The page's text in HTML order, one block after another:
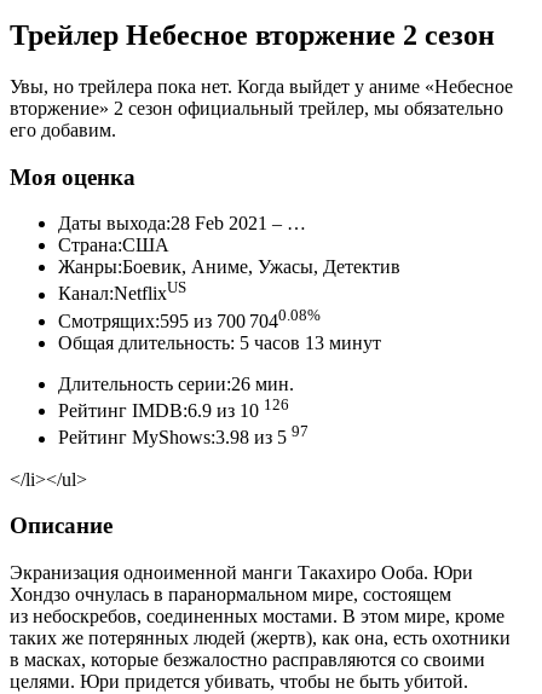
Трейлер Небесное вторжение 2 сезон
Увы, но трейлера пока нет. Когда выйдет у аниме «Небесное
вторжение» 2 сезон официальный трейлер, мы обязательно
его добавим.
Моя оценка
Даты выхода:28 Feb 2021 – …
Страна:США
Жанры:Боевик, Аниме, Ужасы, Детектив
Канал:NetflixUS
Смотрящих:595 из 700 7040.08%
Общая длительность: 5 часов 13 минут
Длительность серии:26 мин.
Рейтинг IMDB:6.9 из 10 126
Рейтинг MyShows:3.98 из 5 97
</li></ul>
Описание
Экранизация одноименной манги Такахиро Ооба. Юри
Хондзо очнулась в паранормальном мире, состоящем
из небоскребов, соединенных мостами. В этом мире, кроме
таких же потерянных людей (жертв), как она, есть охотники
в масках, которые безжалостно расправляются со своими
целями. Юри придется убивать, чтобы не быть убитой.